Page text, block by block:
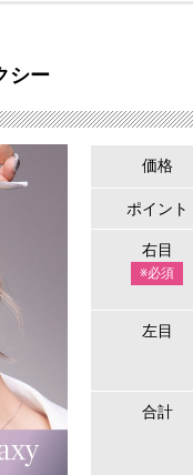
シー
価格
ポイント
右目
※必須
左目
合計